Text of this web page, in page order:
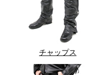
チャップス